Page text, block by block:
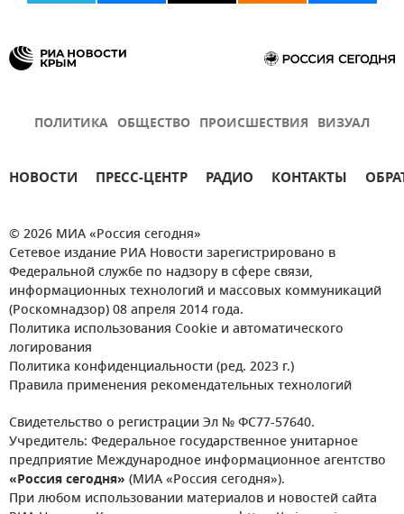
ПОЛИТИКА ОБЩЕСТВО ПРОИСШЕСТВИЯ ВИЗУАЛ
НОВОСТИ ПРЕСС-ЦЕНТР РАДИО КОНТАКТЫ
© 2026 МИА «Россия сегодня»
Сетевое издание РИА Новости зарегистрировано в
Федеральной службе по надзору в сфере связи,
информационных технологий и массовых коммуникаций
(Роскомнадзор) 08 апреля 2014 года.
Политика использования Cookie и автоматического
логирования
Политика конфиденциальности (ред. 2023 г.)
Правила применения рекомендательных технологий
Свидетельство о регистрации Эл № ФС77-57640.
Учредитель: Федеральное государственное унитарное
предприятие Международное информационное агентство
«Россия сегодня» (МИА «Россия сегодня»).
При любом использовании материалов и новостей сайта